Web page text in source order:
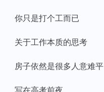
你只是打个工而已
关于工作本质的思考
房子依然是很多人意难平